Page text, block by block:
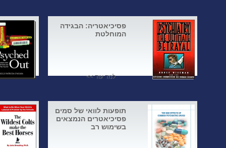
פסיכיאטריה: הבגידה
המוחלטת
למד עוד >>
תופעות לוואי של סמים
פסיכיאטרים הנמצאים
בשימוש רב